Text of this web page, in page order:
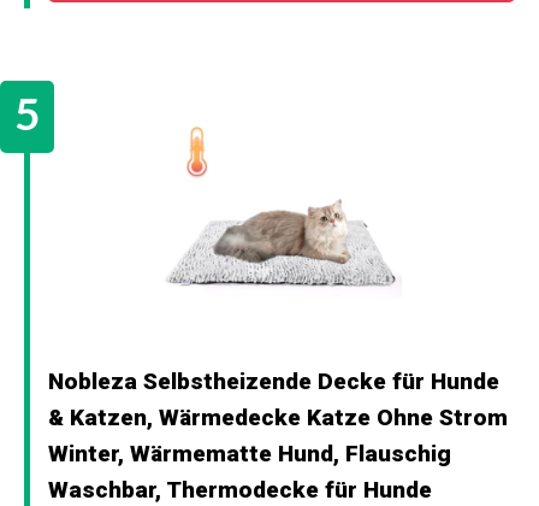
Nobleza Selbstheizende Decke für Hunde
& Katzen, Wärmedecke Katze Ohne Strom
Winter, Wärmematte Hund, Flauschig
Waschbar, Thermodecke für Hunde